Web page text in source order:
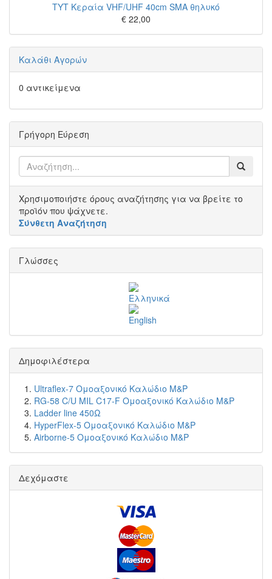
TYT Κεραία VHF/UHF 40cm SMA θηλυκό
€ 22,00
Καλάθι Αγορών
0 αντικείμενα
Γρήγορη Εύρεση
Χρησιμοποιήστε όρους αναζήτησης για να βρείτε το
προϊόν που ψάχνετε.
Σύνθετη Αναζήτηση
Γλώσσες
Δημοφιλέστερα
Ultraflex-7 Ομοαξονικό Καλώδιο M&P
RG-58 C/U MIL C17-F Ομοαξονικό Καλώδιο M&P
Ladder line 450Ω
HyperFlex-5 Ομοαξονικό Καλώδιο M&P
Airborne-5 Ομοαξονικό Καλώδιο M&P
Δεχόμαστε